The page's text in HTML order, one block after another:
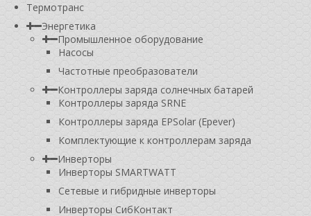
Термотранс
Энергетика
Промышленное оборудование
Насосы
Частотные преобразователи
Контроллеры заряда солнечных батарей
Контроллеры заряда SRNE
Контроллеры заряда EPSolar (Epever)
Комплектующие к контроллерам заряда
Инверторы
Инверторы SMARTWATT
Сетевые и гибридные инверторы
Инверторы СибКонтакт